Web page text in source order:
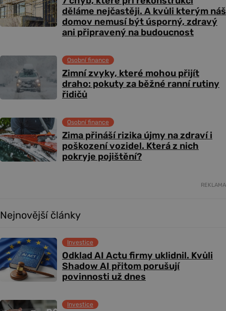
děláme nejčastěji. A kvůli kterým náš
domov nemusí být úsporný, zdravý
ani připravený na budoucnost
Zimní zvyky, které mohou přijít
draho: pokuty za běžné ranní rutiny
řidičů
Osobní finance
Zima přináší rizika újmy na zdraví i
poškození vozidel. Která z nich
pokryje pojištění?
Osobní finance
REKLAMA
Nejnovější články
Odklad AI Actu firmy uklidnil. Kvůli
Shadow AI přitom porušují
povinnosti už dnes
Investice
Investice